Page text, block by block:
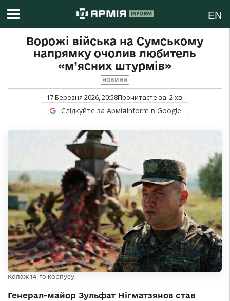
EN
Ворожі війська на Сумському
напрямку очолив любитель
«м’ясних штурмів»
НОВИНИ
17 Березня 2026, 20:58Прочитаєте за: 2хв.
Слідкуйте за АрміяInform в Google
Колаж 14-го корпусу
Генерал-майор Зульфат Нігматзянов став